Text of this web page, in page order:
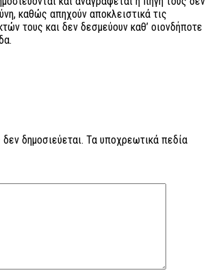
καθώς απηχούν αποκλειστικά τις
τους και δεν δεσμεύουν καθ’ οιονδήποτε
δημοσιεύεται. Τα υποχρεωτικά πεδία